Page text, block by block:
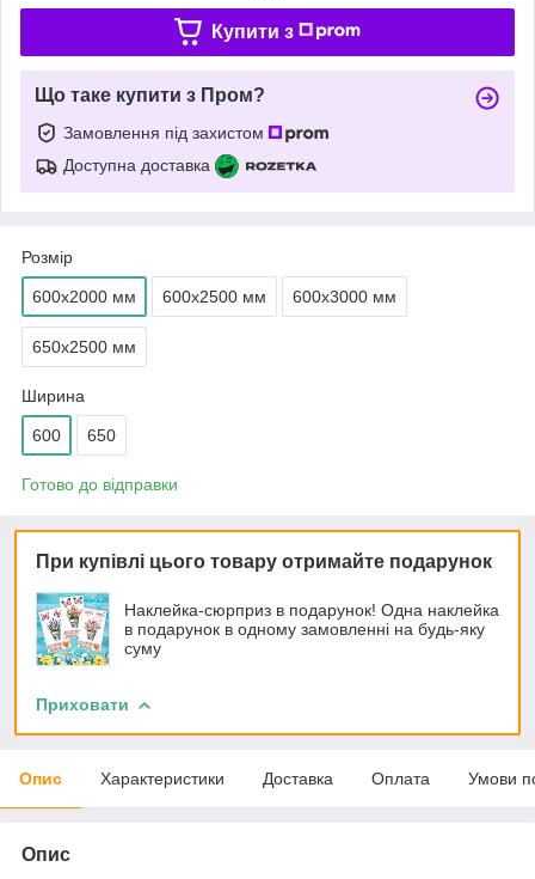
Купити з
Що таке купити з Пром?
Замовлення під захистом
Доступна доставка
Розмір
600х2000 мм 600х2500 мм 600х3000 мм
650х2500 мм
Ширина
600 650
Готово до відправки
При купівлі цього товару отримайте подарунок
Наклейка-сюрприз в подарунок! Одна наклейка
в подарунок в одному замовленні на будь-яку
суму
Приховати
Опис Характеристики Доставка Оплата Умови
Опис